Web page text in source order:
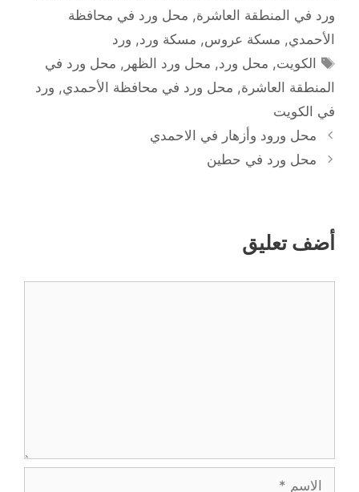
ورد في المنطقة العاشرة, محل ورد في محافظة
الأحمدي, مسكة عروس, مسكة ورد, ورد
الوسوم
الكويت, محل ورد, محل ورد الظهر , محل ورد في
المنطقة العاشرة, محل ورد في محافظة الأحمدي, ورد
في الكويت
محل ورود وأزهار في الاحمدي
محل ورد في حطين
أضف تعليق